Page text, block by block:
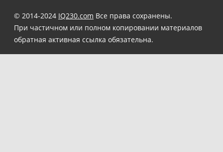
© 2014-2024 IQ230.com Все права сохранены.
При частичном или полном копировании материалов
обратная активная ссылка обязательна.